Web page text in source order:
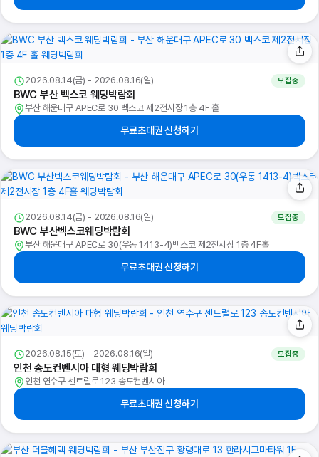
2026.08.14(금) - 2026.08.16(일) 모집중
BWC 부산 벡스코 웨딩박람회
부산 해운대구 APEC로 30 벡스코 제2전시장 1층 4F 홀
무료초대권 신청하기
2026.08.14(금) - 2026.08.16(일) 모집중
BWC 부산벡스코웨딩박람회
부산 해운대구 APEC로 30(우동 1413-4)벡스코 제2전시장 1층 4F홀
무료초대권 신청하기
2026.08.15(토) - 2026.08.16(일) 모집중
인천 송도컨벤시아 대형 웨딩박람회
인천 연수구 센트럴로 123 송도컨벤시아
무료초대권 신청하기